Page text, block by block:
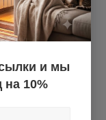
и мы
10%